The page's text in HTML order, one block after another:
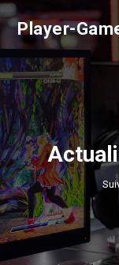
Skip
content
Player-